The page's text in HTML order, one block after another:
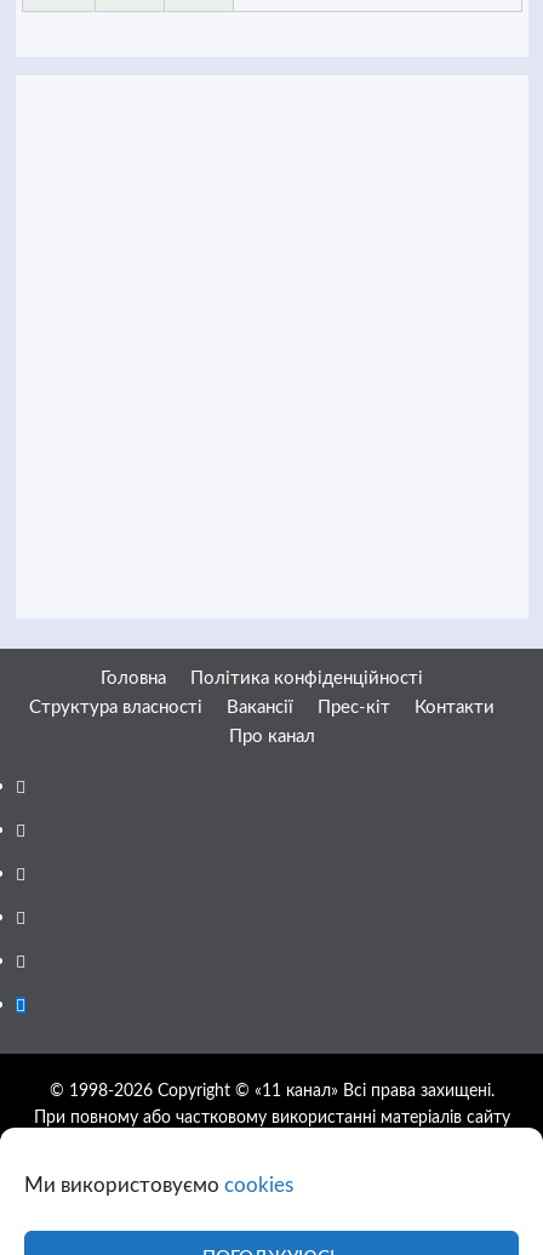
Ми використовуємо cookies
Головна
Політика конфіденційності
Структура власності
Вакансії Прес-кіт
Контакти
Про канал
Facebook
YouTube
Telegram
Instagram
Twitter
Google
© 1998-2026 Copyright © «11 канал» Всі права захищені.
При повному або частковому використанні матеріалів сайту